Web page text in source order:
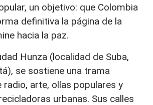
un objetivo: que Colombia
definitiva la página de la
hacia la paz.
Hunza (localidad de Suba,
se sostiene una trama
radio, arte, ollas populares y
urbanas. Sus calles